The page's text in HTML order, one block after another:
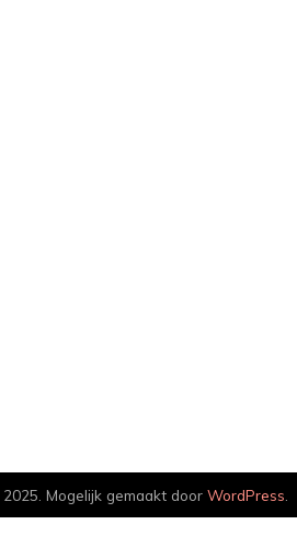
2025. Mogelijk gemaakt door WordPress